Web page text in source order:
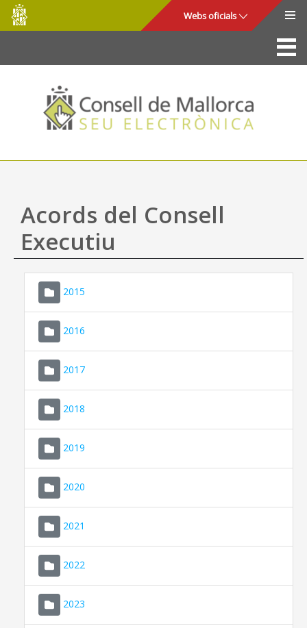
Salta al contingut principal
Consell
de
Mallorca
Webs oficials
La Seu
Consell de Mallorca
Accés i seguretat
Utilitats
Ajuda
Acords del Consell
Executiu
2015
2016
2017
2018
2019
2020
2021
2022
2023